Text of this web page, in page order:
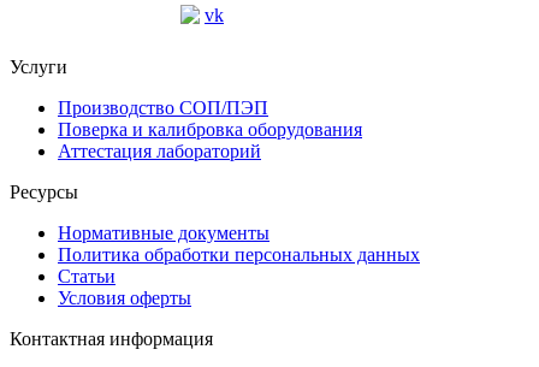
Услуги
Производство СОП/ПЭП
Поверка и калибровка оборудования
Аттестация лабораторий
Ресурсы
Нормативные документы
Политика обработки персональных данных
Статьи
Условия оферты
Контактная информация